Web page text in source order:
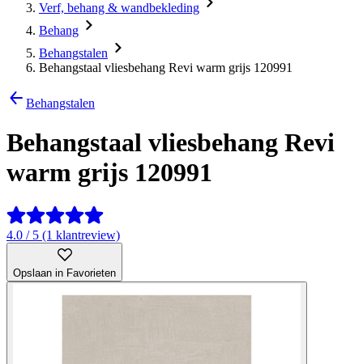
Verf, behang & wandbekleding
Behang
Behangstalen
Behangstaal vliesbehang Revi warm grijs 120991
Behangstalen
Behangstaal vliesbehang Revi
warm grijs 120991
4.0 / 5 (1 klantreview)
Opslaan in Favorieten